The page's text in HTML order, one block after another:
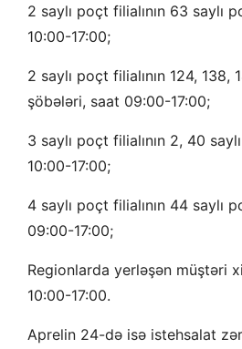
2 saylı poçt filialının 63 saylı
10:00-17:00;
2 saylı poçt filialının 124, 138,
şöbələri, saat 09:00-17:00;
3 saylı poçt filialının 2, 40
10:00-17:00;
4 saylı poçt filialının 44 saylı
09:00-17:00;
Regionlarda yerləşən müştəri
10:00-17:00.
Aprelin 24-də isə istehsalat